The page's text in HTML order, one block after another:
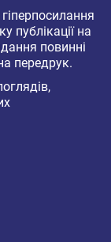
публікації на
повинні
передрук.